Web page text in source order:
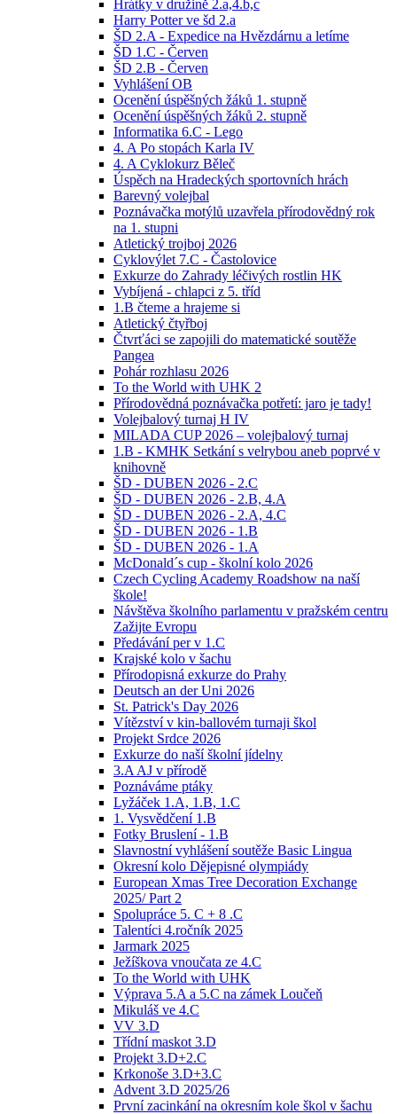
Hrátky v družině 2.a,4.b,c
Harry Potter ve šd 2.a
ŠD 2.A - Expedice na Hvězdárnu a letíme
ŠD 1.C - Červen
ŠD 2.B - Červen
Vyhlášení OB
Ocenění úspěšných žáků 1. stupně
Ocenění úspěšných žáků 2. stupně
Informatika 6.C - Lego
4. A Po stopách Karla IV
4. A Cyklokurz Běleč
Úspěch na Hradeckých sportovních hrách
Barevný volejbal
Poznávačka motýlů uzavřela přírodovědný rok
na 1. stupni
Atletický trojboj 2026
Cyklovýlet 7.C - Častolovice
Exkurze do Zahrady léčivých rostlin HK
Vybíjená - chlapci z 5. tříd
1.B čteme a hrajeme si
Atletický čtyřboj
Čtvrťáci se zapojili do matematické soutěže
Pangea
Pohár rozhlasu 2026
To the World with UHK 2
Přírodovědná poznávačka potřetí: jaro je tady!
Volejbalový turnaj H IV
MILADA CUP 2026 – volejbalový turnaj
1.B - KMHK Setkání s velrybou aneb poprvé v
knihovně
ŠD - DUBEN 2026 - 2.C
ŠD - DUBEN 2026 - 2.B, 4.A
ŠD - DUBEN 2026 - 2.A, 4.C
ŠD - DUBEN 2026 - 1.B
ŠD - DUBEN 2026 - 1.A
McDonald´s cup - školní kolo 2026
Czech Cycling Academy Roadshow na naší
škole!
Návštěva školního parlamentu v pražském centru
Zažijte Evropu
Předávání per v 1.C
Krajské kolo v šachu
Přírodopisná exkurze do Prahy
Deutsch an der Uni 2026
St. Patrick's Day 2026
Vítězství v kin-ballovém turnaji škol
Projekt Srdce 2026
Exkurze do naší školní jídelny
3.A AJ v přírodě
Poznáváme ptáky
Lyžáček 1.A, 1.B, 1.C
1. Vysvědčení 1.B
Fotky Bruslení - 1.B
Slavnostní vyhlášení soutěže Basic Lingua
Okresní kolo Dějepisné olympiády
European Xmas Tree Decoration Exchange
2025/ Part 2
Spolupráce 5. C + 8 .C
Talentíci 4.ročník 2025
Jarmark 2025
Ježíškova vnoučata ze 4.C
To the World with UHK
Výprava 5.A a 5.C na zámek Loučeň
Mikuláš ve 4.C
VV 3.D
Třídní maskot 3.D
Projekt 3.D+2.C
Krkonoše 3.D+3.C
Advent 3.D 2025/26
První zacinkání na okresním kole škol v šachu